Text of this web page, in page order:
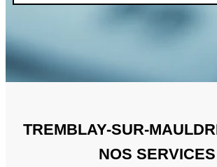
TREMBLAY-SUR-
NOS SERVICES